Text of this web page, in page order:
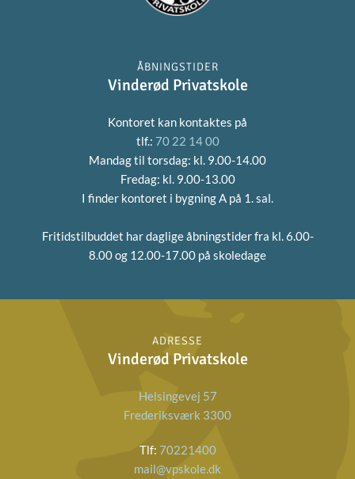
ÅBNINGSTIDER
Vinderød Privatskole
Kontoret kan kontaktes på
tlf.: 70 22 14 00
Mandag til torsdag: kl. 9.00-14.00
Fredag: kl. 9.00-13.00
I finder kontoret i bygning A på 1. sal.
Fritidstilbuddet har daglige åbningstider fra kl. 6.00-
8.00 og 12.00-17.00 på skoledage
ADRESSE
Vinderød Privatskole
Helsingevej 57
Frederiksværk 3300
Tlf: 70221400
mail@vpskole.dk